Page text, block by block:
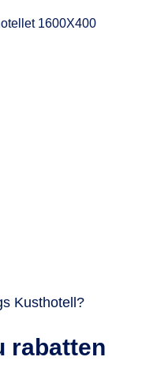
Kusthotell?
rabatten